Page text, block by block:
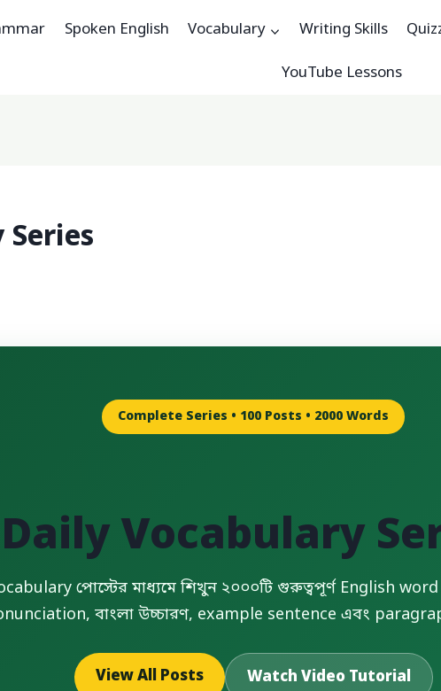
Spoken English Vocabulary Writing Skills
YouTube Lessons
Complete Series • 100 Posts • 2000 Words
Daily Vocabulary
পোস্টের মাধ্যমে শিখুন ২০০০টি গুরুত্বপূর্ণ English
বাংলা উচ্চারণ, example sentence এবং
View All Posts Watch Video Tutorial